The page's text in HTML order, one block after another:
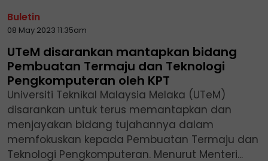
Buletin
08 May 2023 11:35am
UTeM disarankan mantapkan bidang
Pembuatan Termaju dan Teknologi
Pengkomputeran oleh KPT
Universiti Teknikal Malaysia Melaka (UTeM)
disarankan untuk terus memantapkan dan
menjayakan bidang tujahannya dalam
memfokuskan kepada Pembuatan Termaju dan
Teknologi Pengkomputeran. Menurut Menteri...